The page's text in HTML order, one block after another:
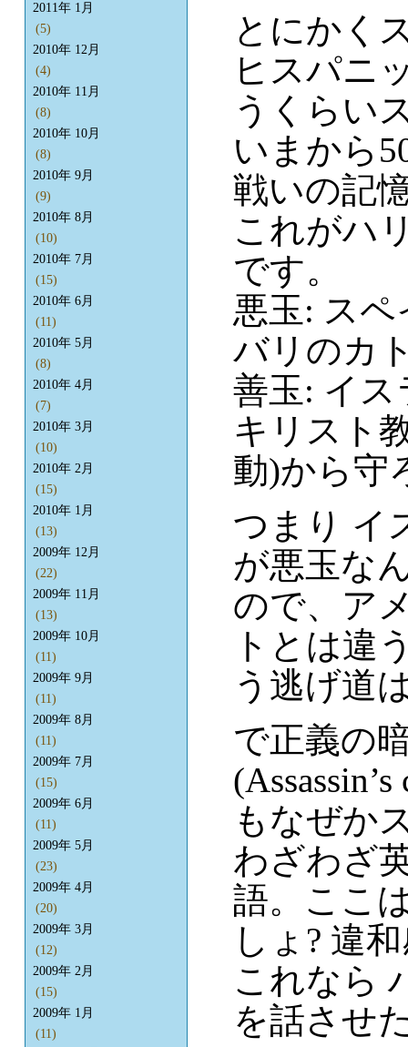
とにかく
ヒスパニ
うくらい
いまから
戦いの記
これがハ
です。
悪玉: ス
バリのカ
善玉: イ
キリスト
動)から守
つまり イ
が悪玉な
ので、ア
トとは違
う逃げ道
で正義の
もなぜか
わざわざ
語。ここ
しょ? 違
これなら
を話させ
2011年 1月
(5)
2010年 12月
(4)
2010年 11月
(8)
2010年 10月
(8)
2010年 9月
(9)
2010年 8月
(10)
2010年 7月
(15)
2010年 6月
(11)
2010年 5月
(8)
2010年 4月
(7)
2010年 3月
(10)
2010年 2月
(15)
2010年 1月
(13)
2009年 12月
(22)
2009年 11月
(13)
2009年 10月
(11)
2009年 9月
(11)
2009年 8月
(11)
2009年 7月
(15)
2009年 6月
(11)
2009年 5月
(23)
2009年 4月
(20)
2009年 3月
(12)
2009年 2月
(15)
2009年 1月
(11)